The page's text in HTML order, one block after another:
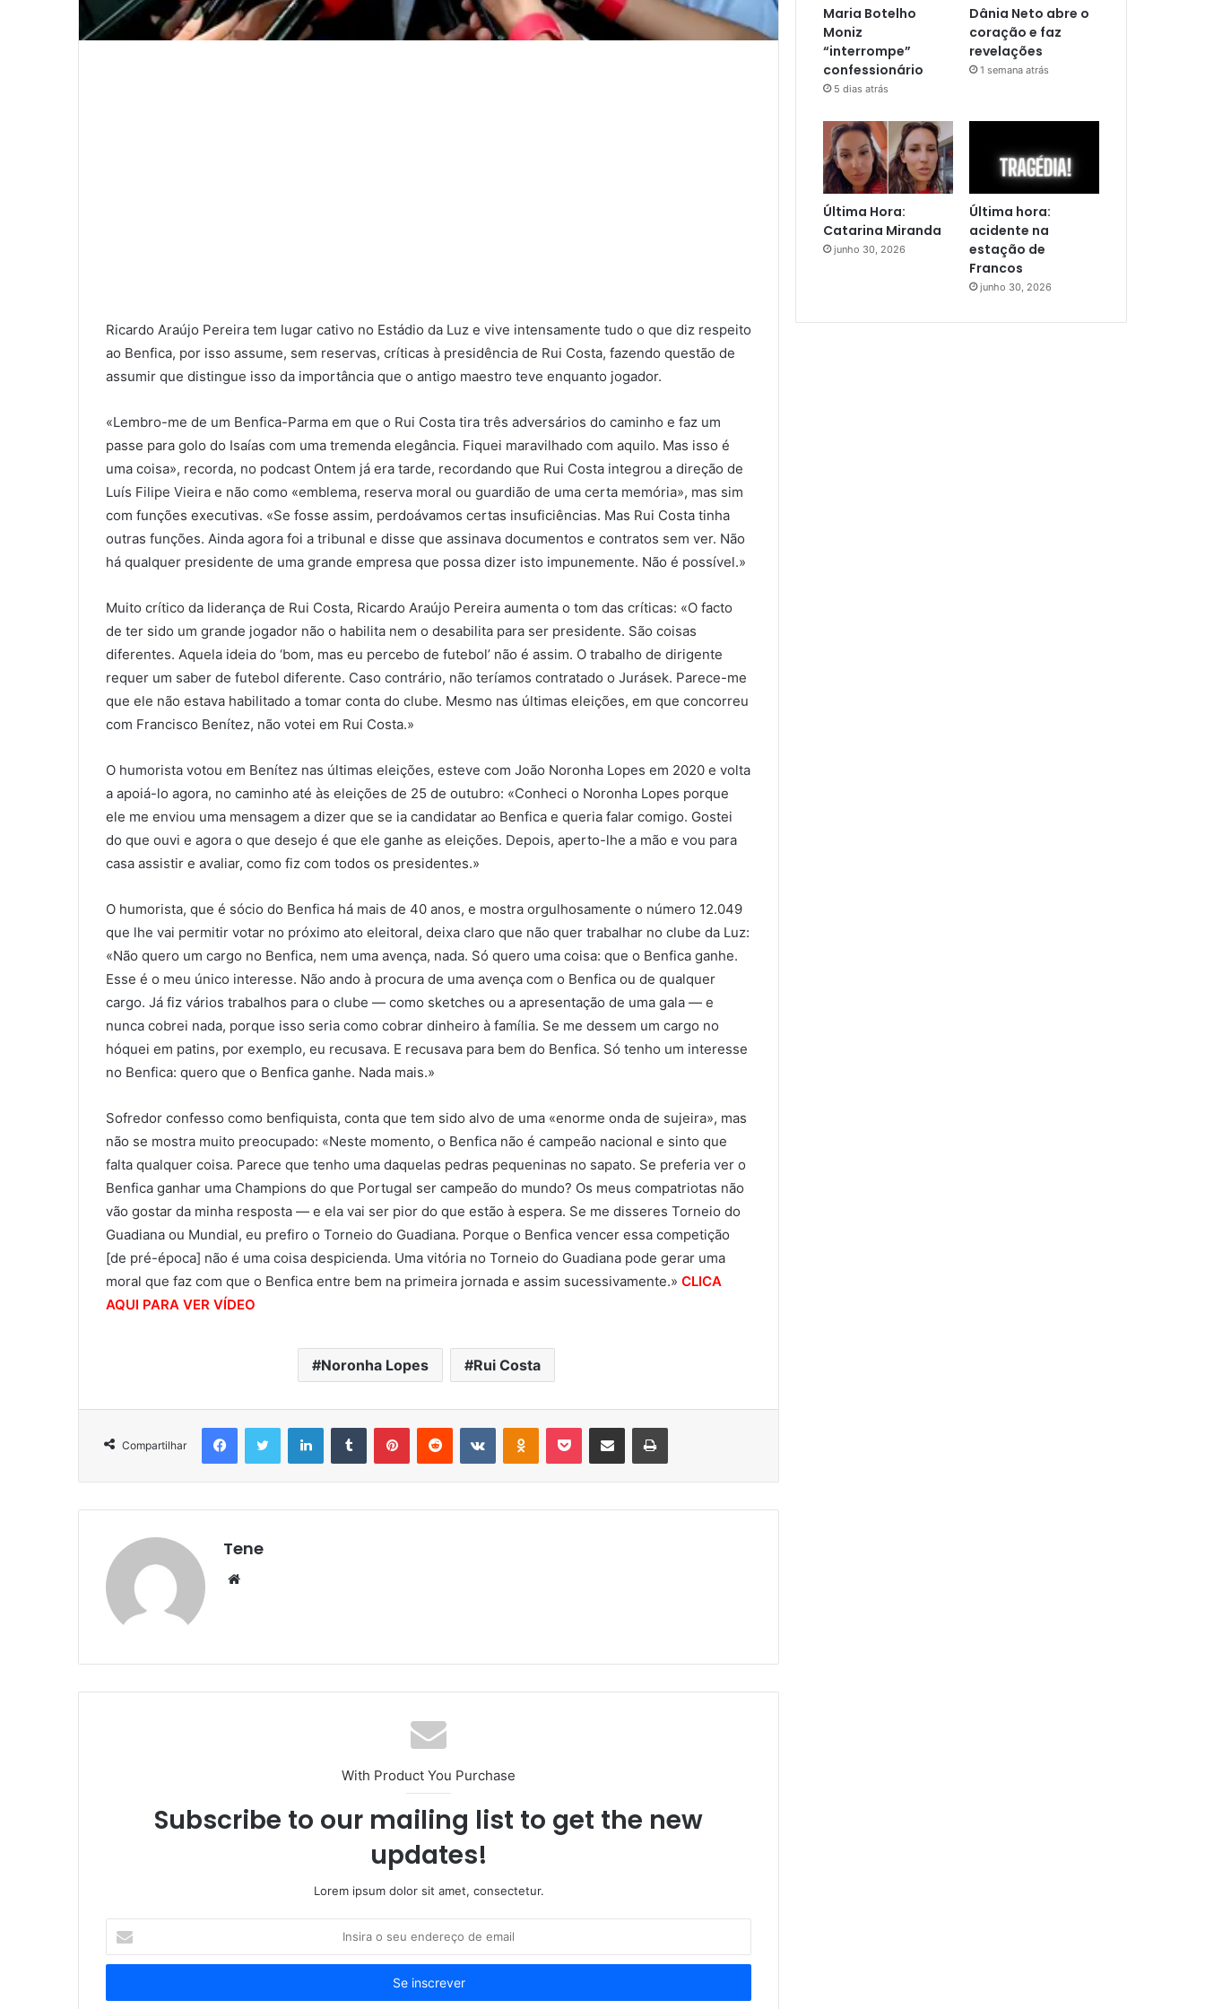
Ricardo Araújo Pereira tem lugar cativo no Estádio da Luz e vive intensamente tudo o que diz respeito
ao Benfica, por isso assume, sem reservas, críticas à presidência de Rui Costa, fazendo questão de
assumir que distingue isso da importância que o antigo maestro teve enquanto jogador.
«Lembro-me de um Benfica-Parma em que o Rui Costa tira três adversários do caminho e faz um
passe para golo do Isaías com uma tremenda elegância. Fiquei maravilhado com aquilo. Mas isso é
uma coisa», recorda, no podcast Ontem já era tarde, recordando que Rui Costa integrou a direção de
Luís Filipe Vieira e não como «emblema, reserva moral ou guardião de uma certa memória», mas sim
com funções executivas. «Se fosse assim, perdoávamos certas insuficiências. Mas Rui Costa tinha
outras funções. Ainda agora foi a tribunal e disse que assinava documentos e contratos sem ver. Não
há qualquer presidente de uma grande empresa que possa dizer isto impunemente. Não é possível.»
Muito crítico da liderança de Rui Costa, Ricardo Araújo Pereira aumenta o tom das críticas: «O facto
de ter sido um grande jogador não o habilita nem o desabilita para ser presidente. São coisas
diferentes. Aquela ideia do ‘bom, mas eu percebo de futebol’ não é assim. O trabalho de dirigente
requer um saber de futebol diferente. Caso contrário, não teríamos contratado o Jurásek. Parece-me
que ele não estava habilitado a tomar conta do clube. Mesmo nas últimas eleições, em que concorreu
com Francisco Benítez, não votei em Rui Costa.»
O humorista votou em Benítez nas últimas eleições, esteve com João Noronha Lopes em 2020 e volta
a apoiá-lo agora, no caminho até às eleições de 25 de outubro: «Conheci o Noronha Lopes porque
ele me enviou uma mensagem a dizer que se ia candidatar ao Benfica e queria falar comigo. Gostei
do que ouvi e agora o que desejo é que ele ganhe as eleições. Depois, aperto-lhe a mão e vou para
casa assistir e avaliar, como fiz com todos os presidentes.»
O humorista, que é sócio do Benfica há mais de 40 anos, e mostra orgulhosamente o número 12.049
que lhe vai permitir votar no próximo ato eleitoral, deixa claro que não quer trabalhar no clube da Luz:
«Não quero um cargo no Benfica, nem uma avença, nada. Só quero uma coisa: que o Benfica ganhe.
Esse é o meu único interesse. Não ando à procura de uma avença com o Benfica ou de qualquer
cargo. Já fiz vários trabalhos para o clube — como sketches ou a apresentação de uma gala — e
nunca cobrei nada, porque isso seria como cobrar dinheiro à família. Se me dessem um cargo no
hóquei em patins, por exemplo, eu recusava. E recusava para bem do Benfica. Só tenho um interesse
no Benfica: quero que o Benfica ganhe. Nada mais.»
Sofredor confesso como benfiquista, conta que tem sido alvo de uma «enorme onda de sujeira», mas
não se mostra muito preocupado: «Neste momento, o Benfica não é campeão nacional e sinto que
falta qualquer coisa. Parece que tenho uma daquelas pedras pequeninas no sapato. Se preferia ver o
Benfica ganhar uma Champions do que Portugal ser campeão do mundo? Os meus compatriotas não
vão gostar da minha resposta — e ela vai ser pior do que estão à espera. Se me disseres Torneio do
Guadiana ou Mundial, eu prefiro o Torneio do Guadiana. Porque o Benfica vencer essa competição
[de pré-época] não é uma coisa despicienda. Uma vitória no Torneio do Guadiana pode gerar uma
moral que faz com que o Benfica entre bem na primeira jornada e assim sucessivamente.» CLICA
AQUI PARA VER VÍDEO
Noronha Lopes Rui Costa
Compartilhar
FacebookTwitter LinkedinTumblr PinterestReddit VK OK Pocket Compartilhar via e-mail Imprimir
Tene
Website
With Product You Purchase
Subscribe to our mailing list to get the new
updates!
Lorem ipsum dolor sit amet, consectetur.
seu
de
Maria Botelho
Moniz
“interrompe”
confessionário
5 dias atrás
Dânia Neto abre o
coração e faz
revelações
1 semana atrás
Última Hora:
Catarina Miranda
junho 30, 2026
Última hora:
acidente na
estação de
Francos
junho 30, 2026